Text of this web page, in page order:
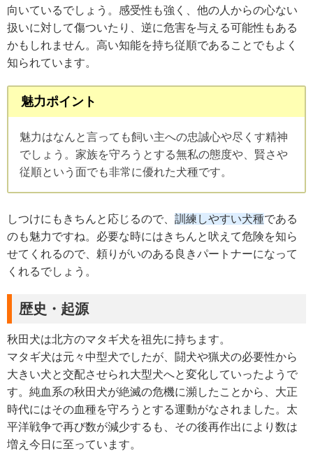
向いているでしょう。感受性も強く、他の人からの心ない
扱いに対して傷ついたり、逆に危害を与える可能性もある
かもしれません。高い知能を持ち従順であることでもよく
知られています。
魅力ポイント
魅力はなんと言っても飼い主への忠誠心や尽くす精神
でしょう。家族を守ろうとする無私の態度や、賢さや
従順という面でも非常に優れた犬種です。
しつけにもきちんと応じるので、 訓練しやすい犬種である
のも魅力ですね。必要な時にはきちんと吠えて危険を知ら
せてくれるので、頼りがいのある良きパートナーになって
くれるでしょう。
歴史・起源
秋田犬は北方のマタギ犬を祖先に持ちます。
マタギ犬は元々中型犬でしたが、闘犬や猟犬の必要性から
大きい犬と交配させられ大型犬へと変化していったようで
す。純血系の秋田犬が絶滅の危機に瀕したことから、大正
時代にはその血種を守ろうとする運動がなされました。太
平洋戦争で再び数が減少するも、その後再作出により数は
増え今日に至っています。